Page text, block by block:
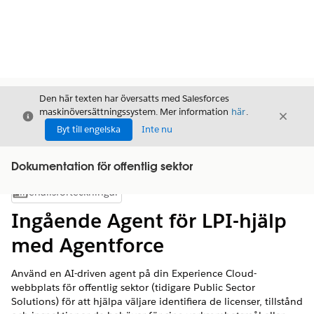
Stäng
Den här texten har översatts med Salesforces
maskinöversättningssystem. Mer information här.
Byt till engelska
Inte nu
Stäng
Dokumentation för offentlig sektor
Visa innehållsförteckning
Innehållsförteckningar
Ingående Agent för LPI-hjälp
med Agentforce
Använd en AI-driven agent på din Experience Cloud-
webbplats för offentlig sektor (tidigare Public Sector
Solutions) för att hjälpa väljare identifiera de licenser, tillstånd